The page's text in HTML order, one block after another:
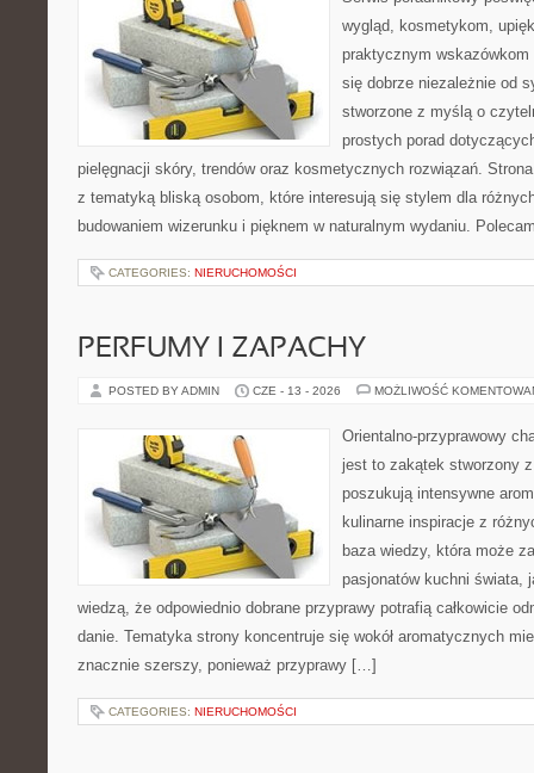
wygląd, kosmetykom,
praktycznym
się dobrze niezależnie od
stworzone z myślą o
prostych porad
pielęgnacji skóry, trendów oraz kosmetycznych rozwiązań.
z tematyką bliską osobom, które interesują się stylem dla
budowaniem wizerunku i pięknem w naturalnym wydaniu.
CATEGORIES: NIERUCHOMOŚCI
PERFUMY I ZAPACHY
POSTED BY ADMIN CZE - 13 - 2026 MOŻLIWOŚĆ
Orientalno-przyprawowy
jest to zakątek stworzony
poszukują intensywne
kulinarne inspiracje z
baza wiedzy, która może
pasjonatów kuchni świata,
wiedzą, że odpowiednio dobrane przyprawy potrafią całkowicie
danie. Tematyka strony koncentruje się wokół aromatycznych
znacznie szerszy, ponieważ przyprawy […]
CATEGORIES: NIERUCHOMOŚCI